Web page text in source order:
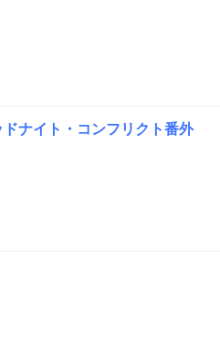
ドナイト・コンフリクト番外